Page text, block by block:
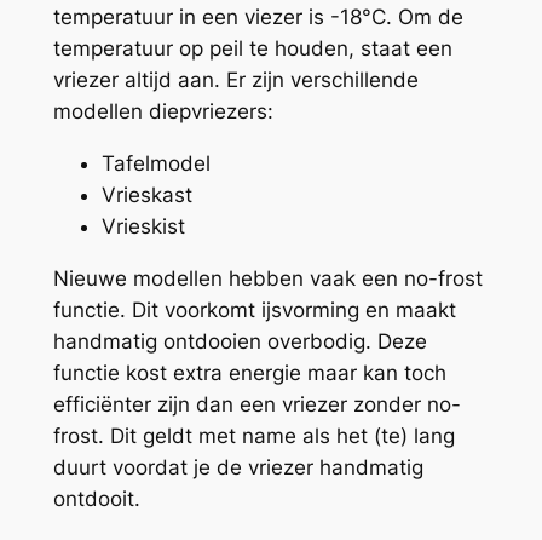
temperatuur in een viezer is -18°C. Om de
temperatuur op peil te houden, staat een
vriezer altijd aan. Er zijn verschillende
modellen diepvriezers:
Tafelmodel
Vrieskast
Vrieskist
Nieuwe modellen hebben vaak een no-frost
functie. Dit voorkomt ijsvorming en maakt
handmatig ontdooien overbodig. Deze
functie kost extra energie maar kan toch
efficiënter zijn dan een vriezer zonder no-
frost. Dit geldt met name als het (te) lang
duurt voordat je de vriezer handmatig
ontdooit.